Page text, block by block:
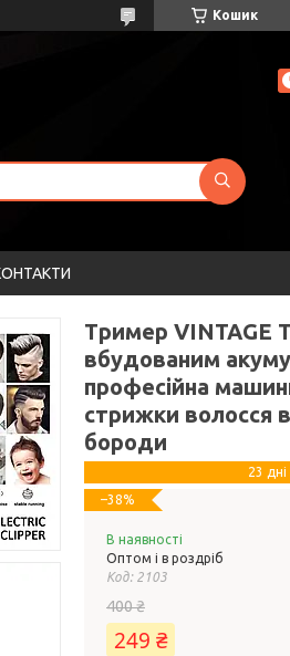
Кошик
Тример VINTAGE
вбудованим
професійна
стрижки волосся
бороди
23 дні
–38%
В наявності
Оптом і в роздріб
Код: 2103
400 ₴
249 ₴